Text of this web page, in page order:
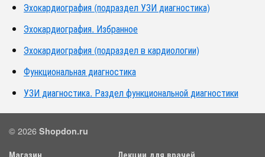
Эхокардиография (подраздел УЗИ диагностика)
Эхокардиография. Избранное
Эхокардиография (подраздел в кардиологии)
Функциональная диагностика
УЗИ диагностика. Раздел функциональной диагностики
© 2026 Shopdon.ru